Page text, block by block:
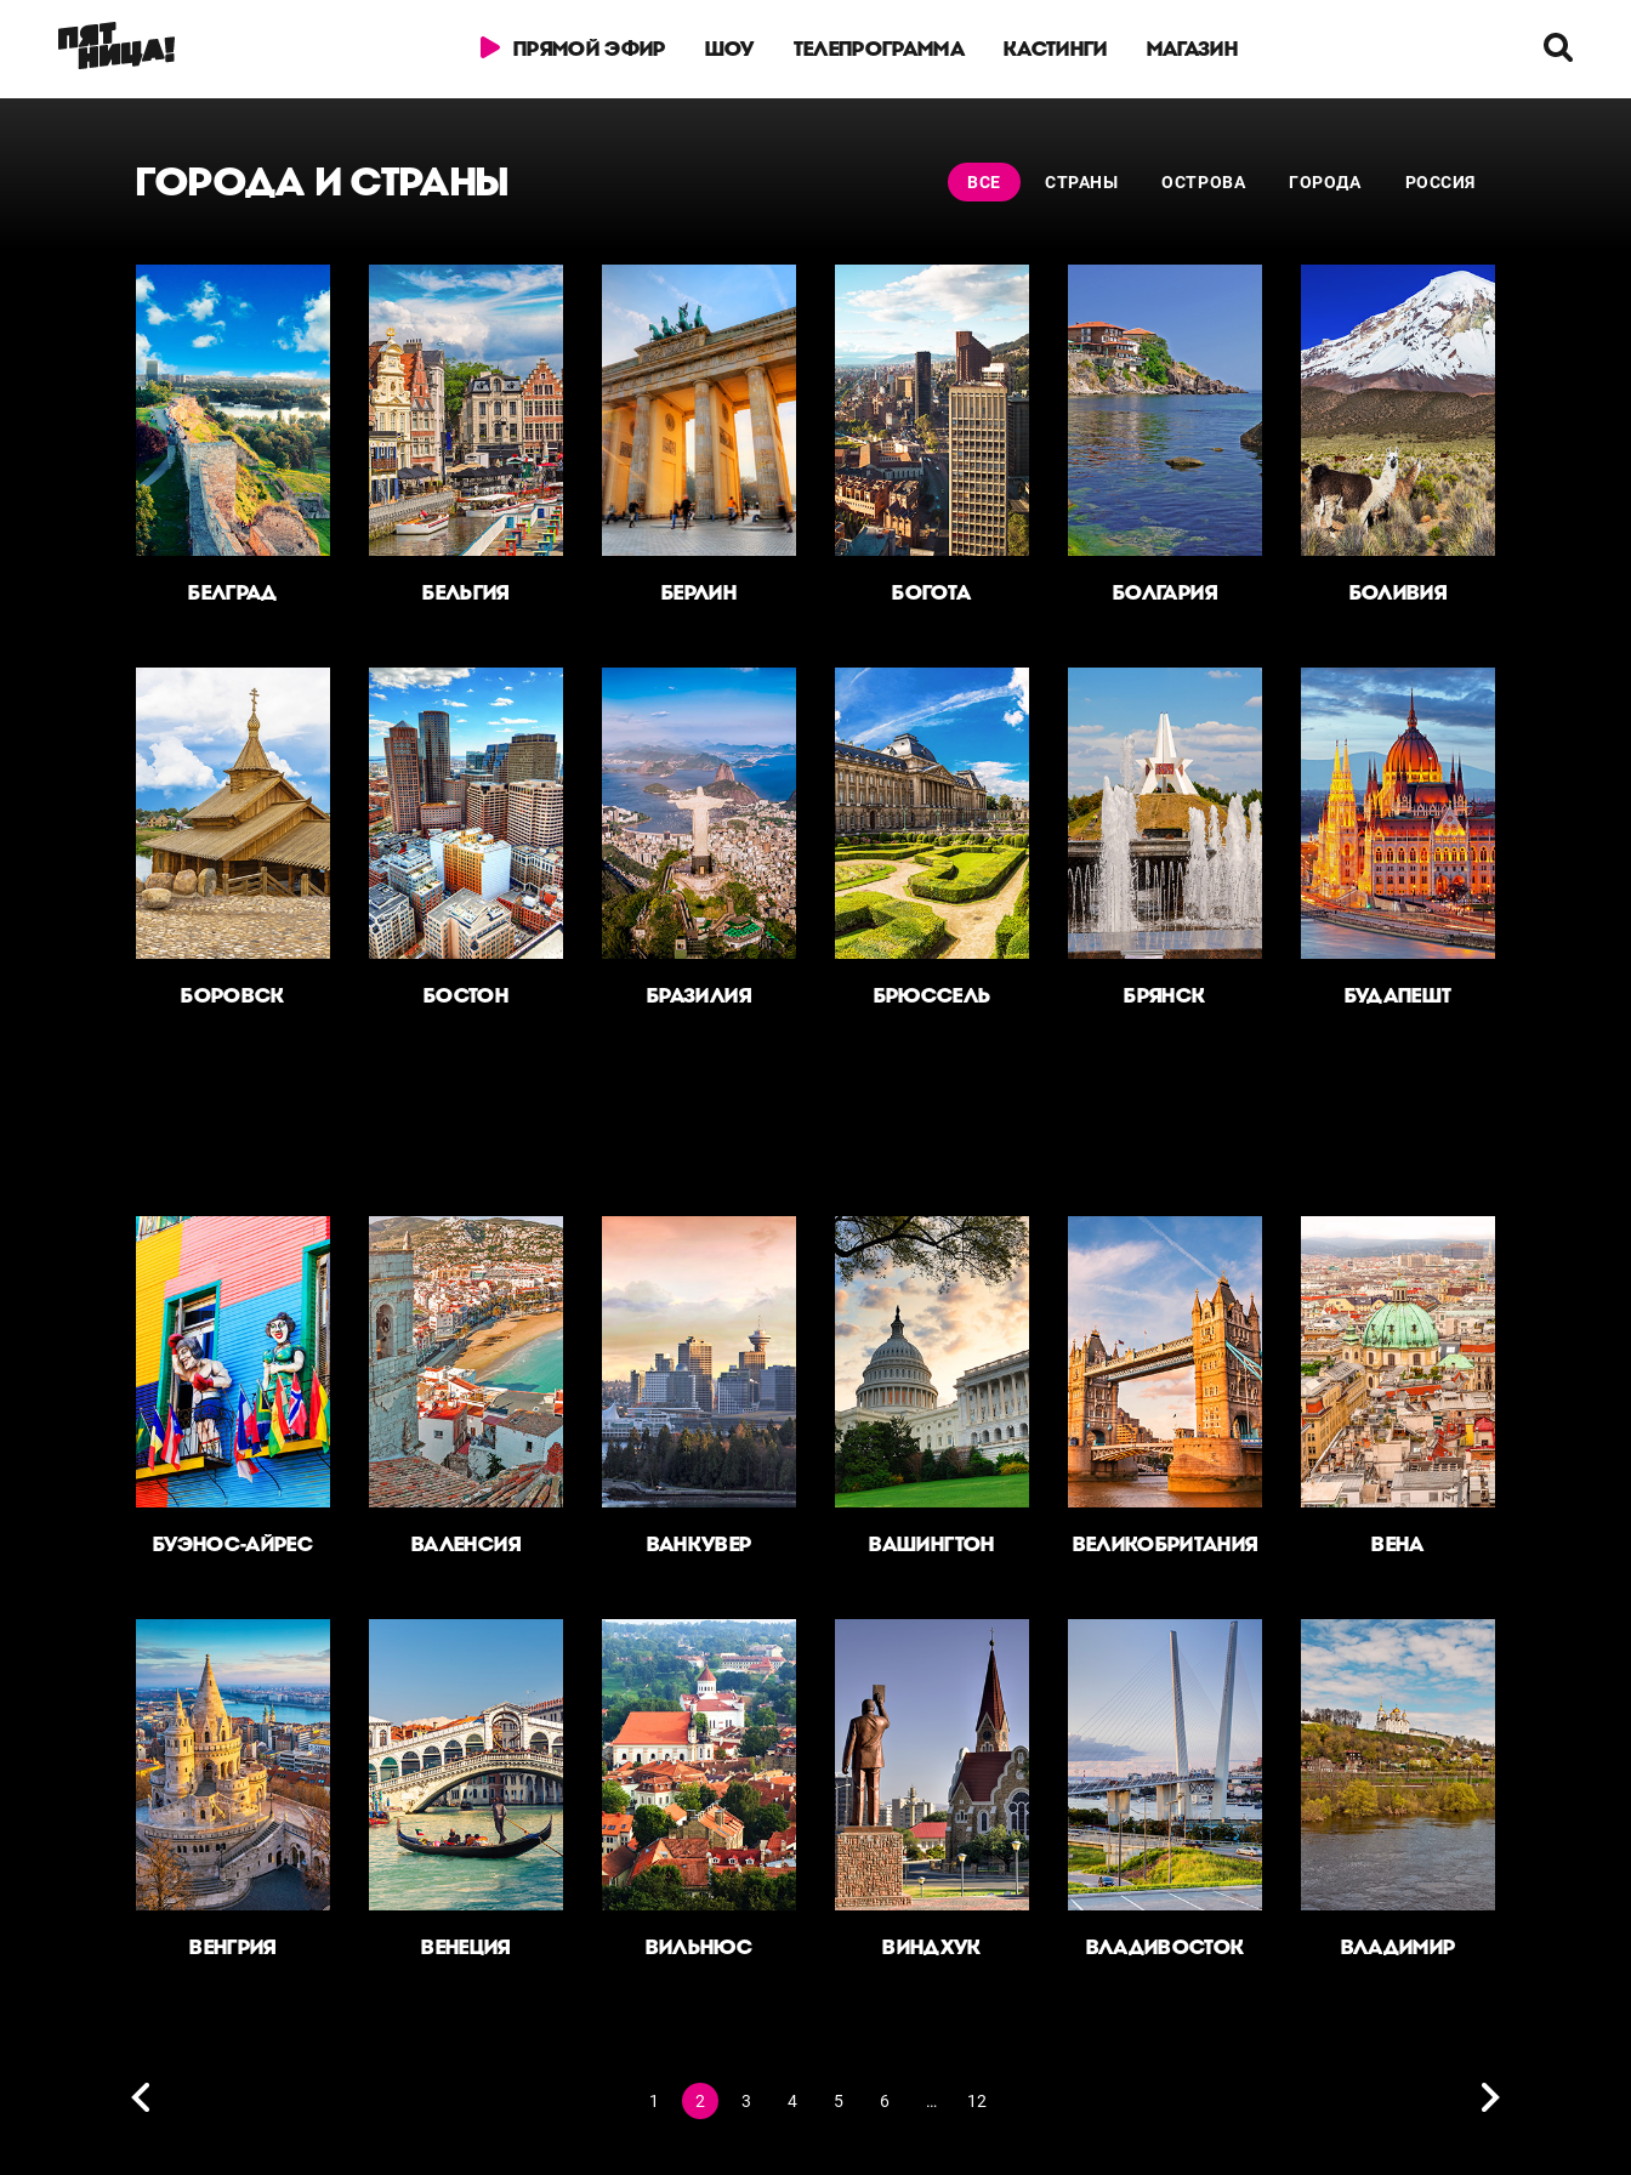
ПРЯМОЙ ЭФИР ШОУ ТЕЛЕПРОГРАММА КАСТИНГИ МАГАЗИН
ГОРОДА И СТРАНЫ ВСЕ СТРАНЫ ОСТРОВА ГОРОДА РОССИЯ
БЕЛГРАД БЕЛЬГИЯ БЕРЛИН БОГОТА БОЛГАРИЯ БОЛИВИЯ
БОРОВСК БОСТОН БРАЗИЛИЯ БРЮССЕЛЬ БРЯНСК БУДАПЕШТ
БУЭНОС-АЙРЕС ВАЛЕНСИЯ ВАНКУВЕР ВАШИНГТОН ВЕЛИКОБРИТАНИЯ ВЕНА
ВЕНГРИЯ ВЕНЕЦИЯ ВИЛЬНЮС ВИНДХУК ВЛАДИВОСТОК ВЛАДИМИР
1 2 3 4 5 6 … 12